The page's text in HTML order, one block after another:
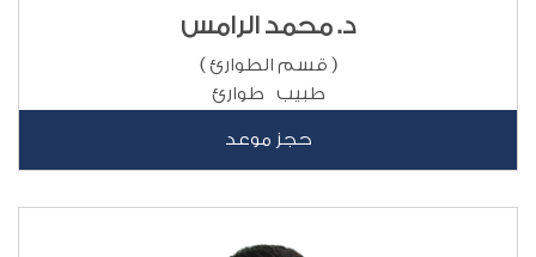
د. محمد الرامس
( قسم الطوارئ )
طبيب طوارئ
حجز موعد